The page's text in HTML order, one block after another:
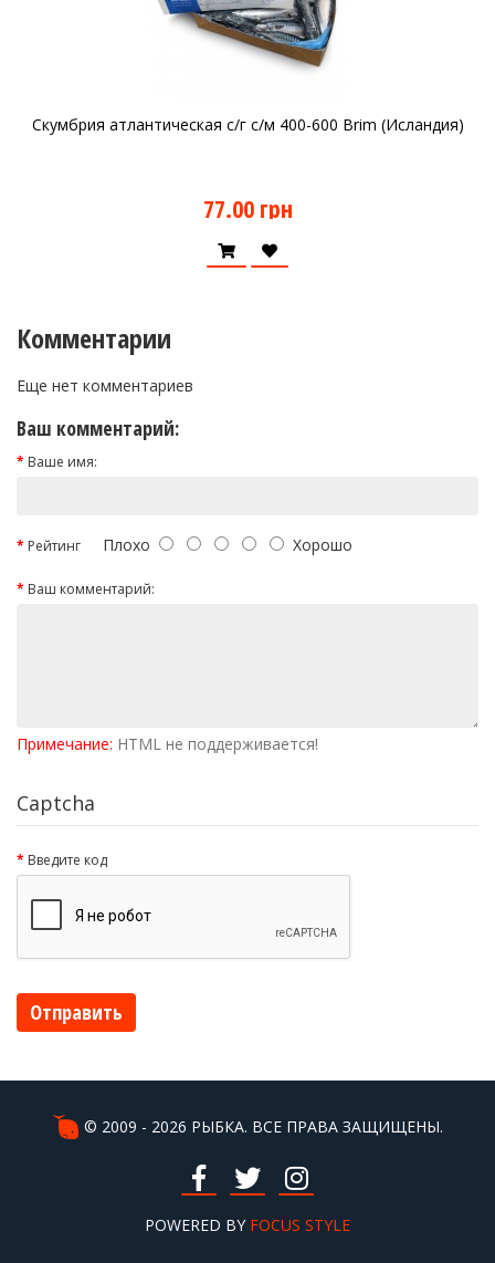
Скумбрия атлантическая с/г с/м 400-600 Brim (Исландия)
77.00 грн
Комментарии
Еще нет комментариев
Ваш комментарий:
Ваше имя:
Рейтинг Плохо Хорошо
Ваш комментарий:
Примечание: HTML не поддерживается!
Captcha
Введите код
Отправить
© 2009 - 2026 РЫБКА. ВСЕ ПРАВА ЗАЩИЩЕНЫ.
POWERED BY FOCUS STYLE